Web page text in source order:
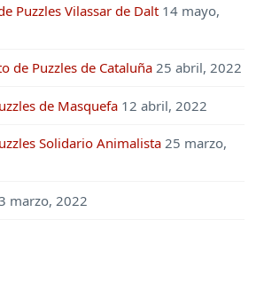
Puzzles Vilassar de Dalt 14 mayo,
de Puzzles de Cataluña 25 abril, 2022
de Masquefa 12 abril, 2022
Solidario Animalista 25 marzo,
marzo, 2022